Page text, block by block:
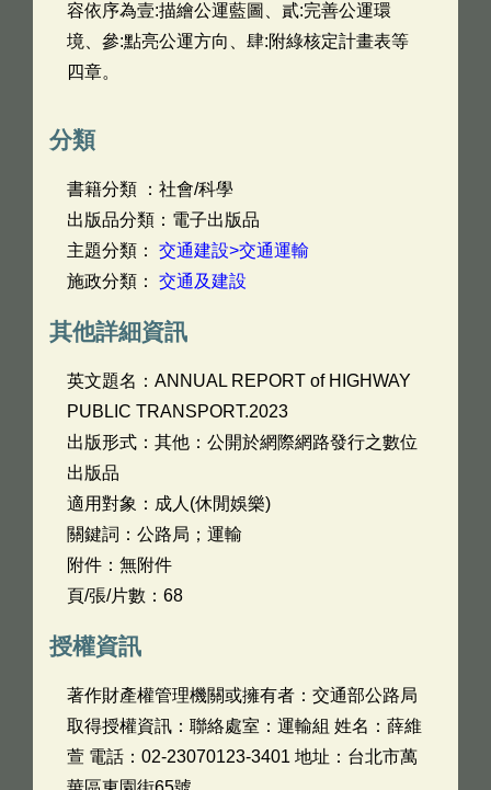
容依序為壹:描繪公運藍圖、貳:完善公運環
境、參:點亮公運方向、肆:附綠核定計畫表等
四章。
分類
書籍分類 ：社會/科學
出版品分類：電子出版品
主題分類： 交通建設>交通運輸
施政分類： 交通及建設
其他詳細資訊
英文題名： ANNUAL REPORT of HIGHWAY
PUBLIC TRANSPORT.2023
出版形式：其他：公開於網際網路發行之數位
出版品
適用對象：成人(休閒娛樂)
關鍵詞：公路局；運輸
附件：無附件
頁/張/片數：68
授權資訊
著作財產權管理機關或擁有者：交通部公路局
取得授權資訊：聯絡處室：運輸組 姓名：薛維
萱 電話：02-23070123-3401 地址：台北市萬